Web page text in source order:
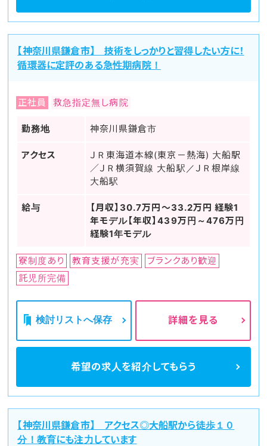
【神奈川県鎌倉市】 技術をしっかりと習得したい方に！
循環器に定評のある急性期病院！
正社員 救急指定無し病院
勤務地 神奈川県鎌倉市
アクセス
ＪＲ東海道本線(東京－熱海) 大船駅
／ＪＲ横須賀線 大船駅／ＪＲ根岸線
大船駅
給与
【月収】30.7万円～33.2万円 経験1
年モデル【年収】439万円～476万円
経験1年モデル
寮制度あり 教育支援が充実
ブランクあり歓迎
託児所完備
検討リストへ保存 詳細を見る
希望の求人を紹介してもらう
【神奈川県鎌倉市】 アクセス◎大船駅から徒歩１０
分！教育にも注力しています